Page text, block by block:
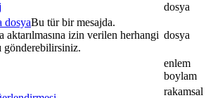
dosya
dosyaBu tür bir mesajda.
aktarılmasına izin verilen herhangi
gönderebilirsiniz.
dosya
enlem
boylam
rakamsal